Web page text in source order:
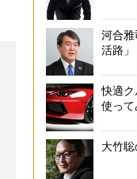
河合
活路」
快適ク
使って
大竹聡